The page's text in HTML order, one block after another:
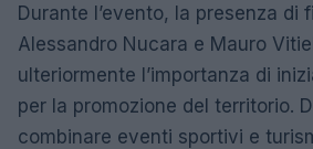
Durante l’evento, la presenza di
Alessandro Nucara e Mauro
ulteriormente l’importanza di
per la promozione del territorio.
combinare eventi sportivi e